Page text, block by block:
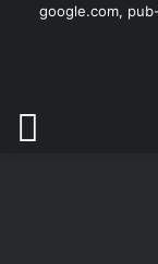
google.com,